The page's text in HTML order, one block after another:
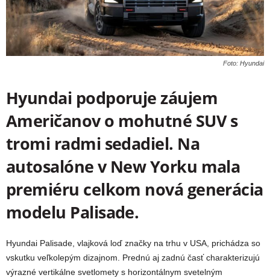
Foto: Hyundai
Hyundai podporuje záujem
Američanov o mohutné SUV s
tromi radmi sedadiel. Na
autosalóne v New Yorku mala
premiéru celkom nová generácia
modelu Palisade.
Hyundai Palisade, vlajková loď značky na trhu v USA, prichádza so
vskutku veľkolepým dizajnom. Prednú aj zadnú časť charakterizujú
výrazné vertikálne svetlomety s horizontálnym svetelným